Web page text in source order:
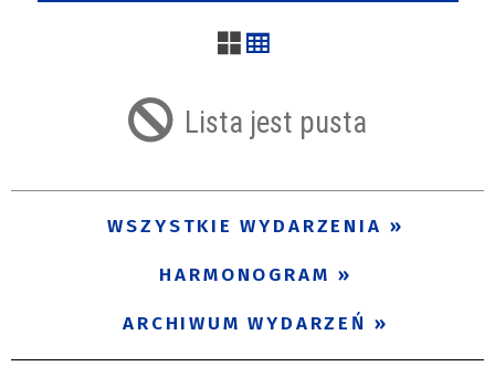
Lista jest pusta
WSZYSTKIE WYDARZENIA
HARMONOGRAM
ARCHIWUM WYDARZEŃ